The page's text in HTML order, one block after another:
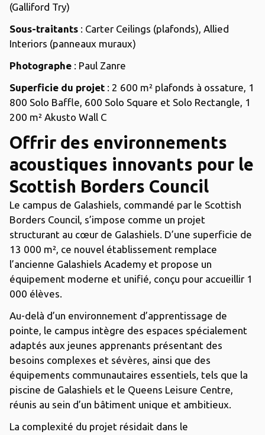
(Galliford Try)
Sous-traitants : Carter Ceilings (plafonds), Allied
Interiors (panneaux muraux)
Photographe : Paul Zanre
Superficie du projet : 2 600 m² plafonds à ossature, 1
800 Solo Baffle, 600 Solo Square et Solo Rectangle, 1
200 m² Akusto Wall C
Offrir des environnements
acoustiques innovants pour le
Scottish Borders Council
Le campus de Galashiels, commandé par le Scottish
Borders Council, s’impose comme un projet
structurant au cœur de Galashiels. D’une superficie de
13 000 m², ce nouvel établissement remplace
l’ancienne Galashiels Academy et propose un
équipement moderne et unifié, conçu pour accueillir 1
000 élèves.
Au-delà d’un environnement d’apprentissage de
pointe, le campus intègre des espaces spécialement
adaptés aux jeunes apprenants présentant des
besoins complexes et sévères, ainsi que des
équipements communautaires essentiels, tels que la
piscine de Galashiels et le Queens Leisure Centre,
réunis au sein d’un bâtiment unique et ambitieux.
La complexité du projet résidait dans le